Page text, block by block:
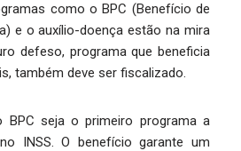
como o BPC (Benefício de
e o auxílio-doença estão na mira
defeso, programa que beneficia
também deve ser fiscalizado.
BPC seja o primeiro programa a
INSS. O benefício garante um